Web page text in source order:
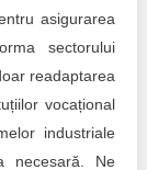
asigurarea
sectorului
readaptarea
vocațional
industriale
necesară. Ne